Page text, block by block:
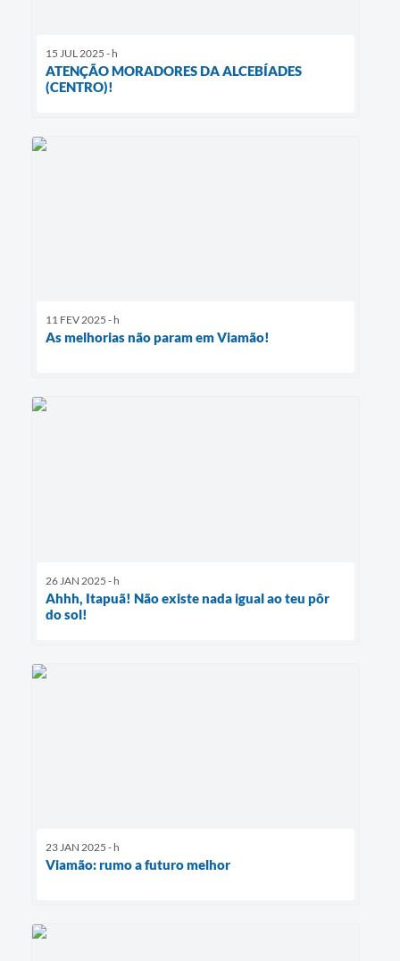
15 JUL 2025 - h
ATENÇÃO MORADORES DA ALCEBÍADES
(CENTRO)!
11 FEV 2025 - h
As melhorias não param em Viamão!
26 JAN 2025 - h
Ahhh, Itapuã! Não existe nada igual ao teu pôr
do sol!
23 JAN 2025 - h
Viamão: rumo a futuro melhor